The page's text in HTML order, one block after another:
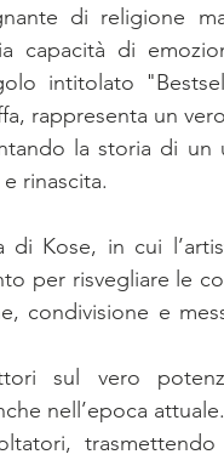
di religione
capacità di
intitolato
rappresenta un
la storia di
rinascita.
di Kose, in cui
per risvegliare le
condivisione e
sul vero
nell’epoca